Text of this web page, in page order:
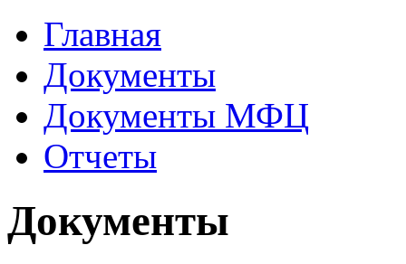
Главная
Документы
Документы МФЦ
Отчеты
Документы